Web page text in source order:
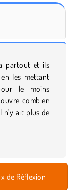
partout et ils
les mettant
le moins
combien
n'y ait plus de
de Réflexion